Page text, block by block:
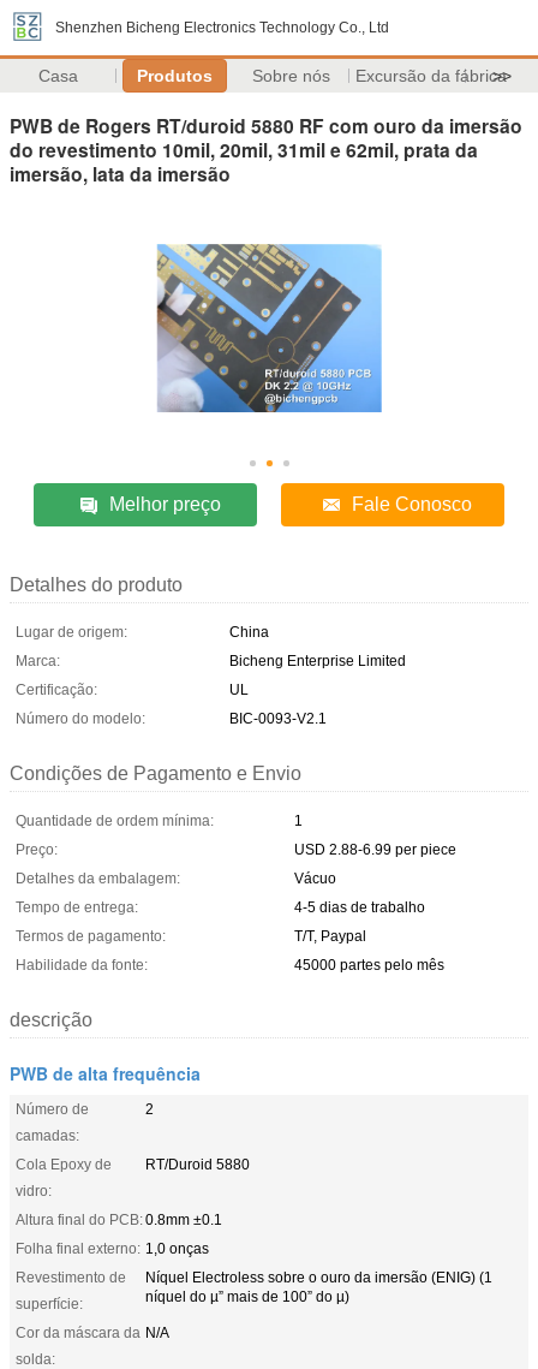
Shenzhen Bicheng Electronics Technology Co., Ltd
Casa Produtos Sobre nós Excursão da fábrica
>>
PWB de Rogers RT/duroid 5880 RF com ouro da imersão
do revestimento 10mil, 20mil, 31mil e 62mil, prata da
imersão, lata da imersão
Melhor preço Fale Conosco
Detalhes do produto
Lugar de origem:
China
Marca:
Bicheng Enterprise Limited
Certificação:
UL
Número do modelo:
BIC-0093-V2.1
Condições de Pagamento e Envio
Quantidade de ordem mínima:
1
Preço:
USD 2.88-6.99 per piece
Detalhes da embalagem:
Vácuo
Tempo de entrega:
4-5 dias de trabalho
Termos de pagamento:
T/T, Paypal
Habilidade da fonte:
45000 partes pelo mês
descrição
PWB de alta frequência
Número de
camadas:
2
Cola Epoxy de
vidro:
RT/Duroid 5880
Altura final do PCB:0.8mm ±0.1
Folha final externo: 1,0 onças
Revestimento de
superfície:
Níquel Electroless sobre o ouro da imersão (ENIG) (1
níquel do µ” mais de 100” do µ)
Cor da máscara da
solda:
N/A